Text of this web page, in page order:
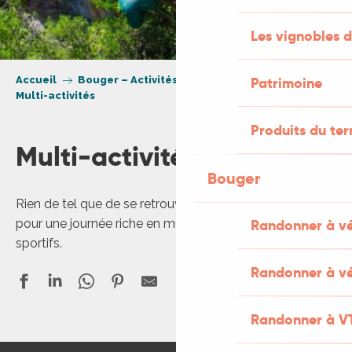
Les vignobles
Patrimoine
Produits du
Bouger
Randonner à
Randonner à
Randonner à
Accueil
Bouger – Activités et loisirs nature
Multi-activités
Multi-activités
Rien de tel que de se retrouver en famille ou entre amis
pour une journée riche en multi-activités de loisirs
sportifs.